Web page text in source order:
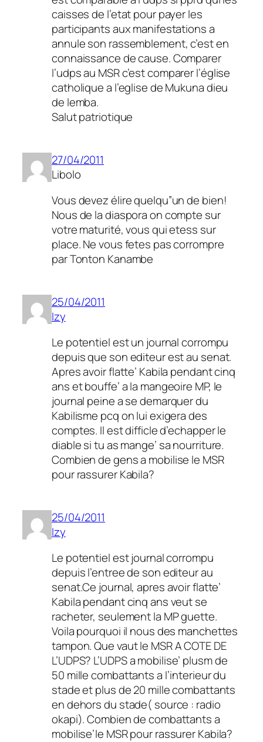
caisses de l’etat pour payer les
participants aux manifestations a
annule son rassemblement, c’est en
connaissance de cause. Comparer
l’udps au MSR c’est comparer l’église
catholique a l’eglise de Mukuna dieu
de lemba.
Salut patriotique
27/04/2011
Libolo
Vous devez élire quelqu”un de bien!
Nous de la diaspora on compte sur
votre maturité, vous qui etess sur
place. Ne vous fetes pas corrompre
par Tonton Kanambe
25/04/2011
Izy
Le potentiel est un journal corrompu
depuis que son editeur est au senat.
Apres avoir flatte’ Kabila pendant cinq
ans et bouffe’ a la mangeoire MP, le
journal peine a se demarquer du
Kabilisme pcq on lui exigera des
comptes. Il est difficle d’echapper le
diable si tu as mange’ sa nourriture.
Combien de gens a mobilise le MSR
pour rassurer Kabila?
25/04/2011
Izy
Le potentiel est journal corrompu
depuis l’entree de son editeur au
senat.Ce journal, apres avoir flatte’
Kabila pendant cinq ans veut se
racheter, seulement la MP guette.
Voila pourquoi il nous des manchettes
tampon. Que vaut le MSR A COTE DE
L’UDPS? L’UDPS a mobilise’ plusm de
50 mille combattants a l’interieur du
stade et plus de 20 mille combattants
en dehors du stade( source : radio
okapi). Combien de combattants a
mobilise’le MSR pour rassurer Kabila?